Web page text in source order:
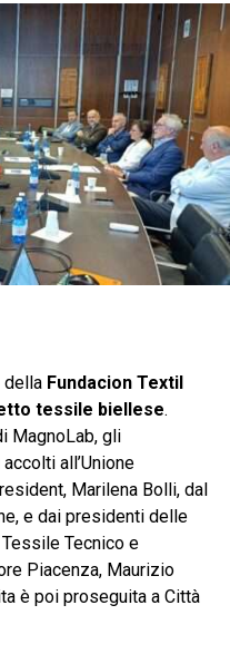
della Fundacion Textil
tessile biellese.
MagnoLab, gli
all’Unione
Marilena Bolli, dal
e dai presidenti delle
Tecnico e
Piacenza, Maurizio
è poi proseguita a Città